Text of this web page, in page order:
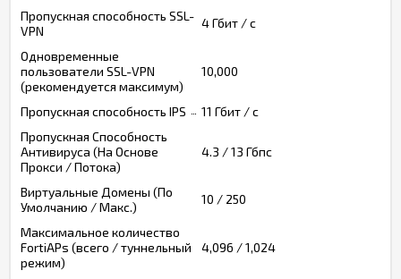
Пропускная способность SSL-
VPN
4 Гбит / с
Одновременные
пользователи SSL-VPN
(рекомендуется максимум)
10,000
Пропускная способность IPS
11 Гбит / с
Пропускная Способность
Антивируса (На Основе
Прокси / Потока)
4.3 / 13 Гбпс
Виртуальные Домены (По
Умолчанию / Макс.)
10 / 250
Максимальное количество
FortiAPs (всего / туннельный
режим)
4,096 / 1,024